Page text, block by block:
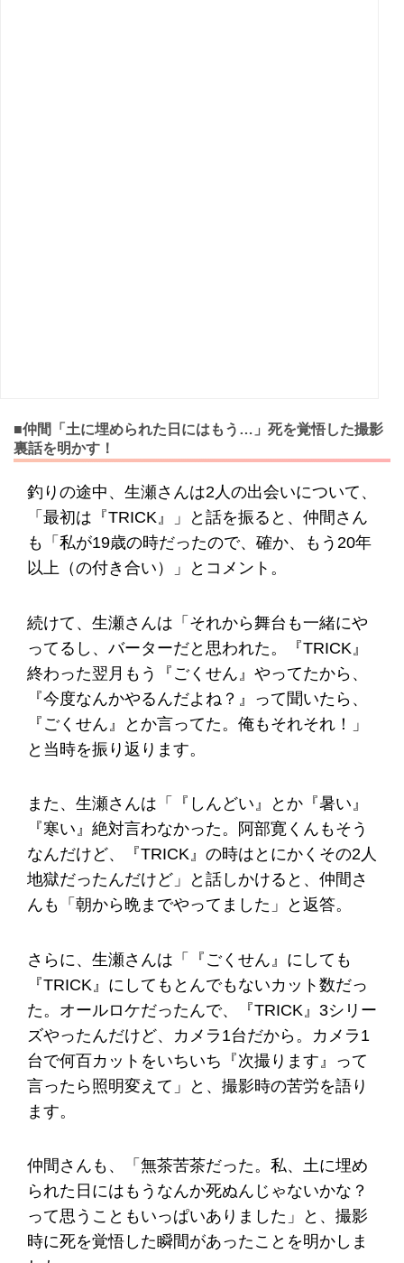
■仲間「土に埋められた日にはもう…」死を覚悟した撮影
裏話を明かす！
釣りの途中、生瀬さんは2人の出会いについて、
「最初は『TRICK』」と話を振ると、仲間さん
も「私が19歳の時だったので、確か、もう20年
以上（の付き合い）」とコメント。
続けて、生瀬さんは「それから舞台も一緒にや
ってるし、バーターだと思われた。『TRICK』
終わった翌月もう『ごくせん』やってたから、
『今度なんかやるんだよね？』って聞いたら、
『ごくせん』とか言ってた。俺もそれそれ！」
と当時を振り返ります。
また、生瀬さんは「『しんどい』とか『暑い』
『寒い』絶対言わなかった。阿部寛くんもそう
なんだけど、『TRICK』の時はとにかくその2人
地獄だったんだけど」と話しかけると、仲間さ
んも「朝から晩までやってました」と返答。
さらに、生瀬さんは「『ごくせん』にしても
『TRICK』にしてもとんでもないカット数だっ
た。オールロケだったんで、『TRICK』3シリー
ズやったんだけど、カメラ1台だから。カメラ1
台で何百カットをいちいち『次撮ります』って
言ったら照明変えて」と、撮影時の苦労を語り
ます。
仲間さんも、「無茶苦茶だった。私、土に埋め
られた日にはもうなんか死ぬんじゃないかな？
って思うこともいっぱいありました」と、撮影
時に死を覚悟した瞬間があったことを明かしま